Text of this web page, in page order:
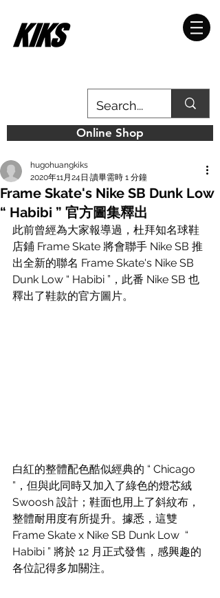
Online Shop
Frame Skate's Nike SB Dunk Low
“ Habibi ” 官方圖集釋出
hugohuangkiks
2020年11月24日 讀畢需時 1 分鐘
此前曾經為大家報導過，杜拜知名球鞋
店鋪 Frame Skate 將會聯手 Nike SB 推
出全新的聯名 Frame Skate's Nike SB
Dunk Low “ Habibi ”，此番 Nike SB 也
釋出了鞋款的官方圖片。
白紅的整體配色酷似經典的 “ Chicago
”，但與此同時又加入了綠色的燈芯絨
Swoosh 設計；鞋面也用上了斜紋布，
整體耐用度有所提升。據悉，這雙
Frame Skate x Nike SB Dunk Low  “
Habibi ” 將於 12 月正式發售，感興趣的
各位記得多加關注。